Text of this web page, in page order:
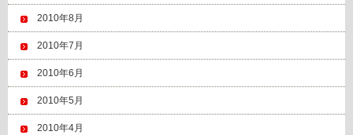
2010年8月
2010年7月
2010年6月
2010年5月
2010年4月